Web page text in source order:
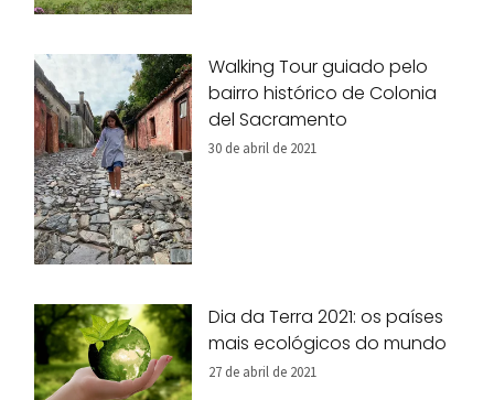
Walking Tour guiado pelo
bairro histórico de Colonia
del Sacramento
30 de abril de 2021
Dia da Terra 2021: os países
mais ecológicos do mundo
27 de abril de 2021